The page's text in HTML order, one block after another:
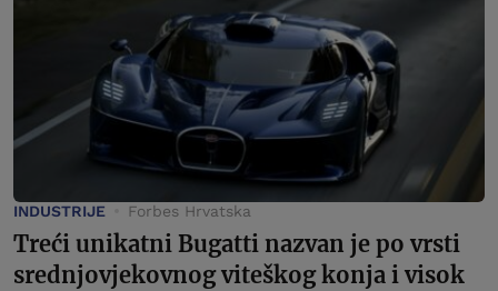
INDUSTRIJE Forbes Hrvatska
Treći unikatni Bugatti nazvan je po vrsti
srednjovjekovnog viteškog konja i visok